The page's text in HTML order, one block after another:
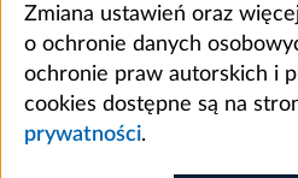
Zmiana ustawień oraz
o ochronie danych
ochronie praw autorskich i
cookies dostępne są na
prywatności.